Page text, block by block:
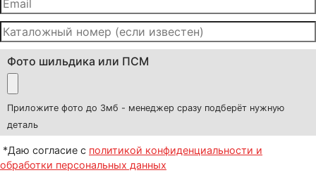
Фото шильдика или ПСМ
Приложите фото до 3мб - менеджер сразу подберёт нужную
деталь
*Даю согласие с политикой конфиденциальности и
обработки персональных данных